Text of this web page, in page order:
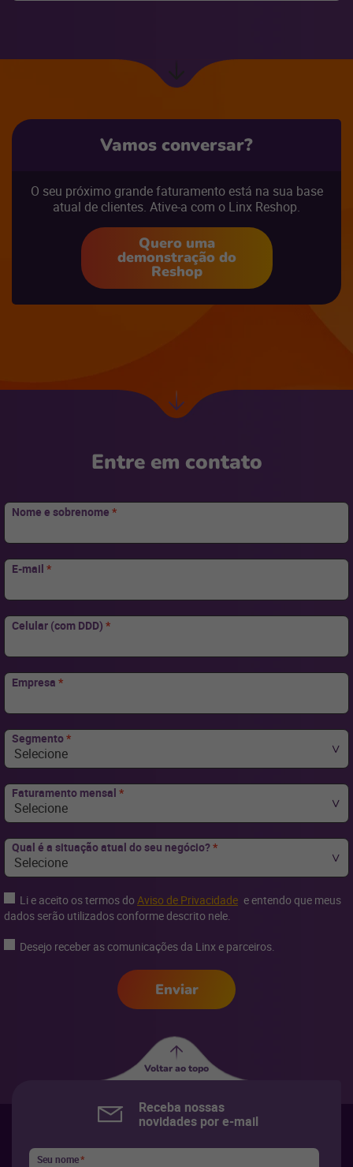
Vamos conversar?
O seu próximo grande faturamento está na sua base
atual de clientes. Ative-a com o Linx Reshop.
Quero uma
demonstração do
Reshop
Próxima
Ir
Entre em contato
Nome e sobrenome *
E-mail *
Celular (com DDD) *
Empresa *
Segmento*
Selecione
Faturamento mensal *
Selecione
Qual é a situação atual do seu negócio?*
Selecione
Li e aceito os termos doAviso de Privacidade e entendo que meus
dados serão utilizados conforme descrito nele.
Desejo receber as comunicações da Linx e parceiros.
Enviar
Voltar ao topo
Receba nossas
novidades por e-mail
Seu nome*